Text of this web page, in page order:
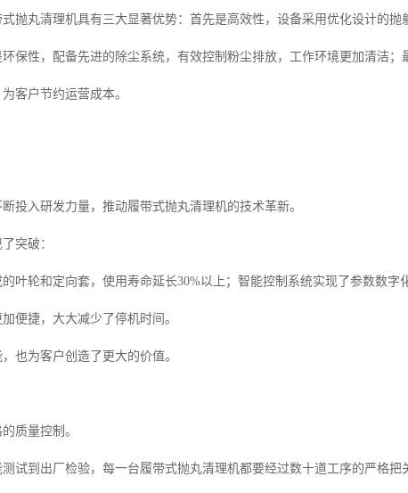
抛丸清理机具有三大显著优势：首先是高效性，设备采用优化设计的抛
保性，配备先进的除尘系统，有效控制粉尘排放，工作环境更加清洁
客户节约运营成本。
投入研发力量，推动履带式抛丸清理机的技术革新。
突破：
叶轮和定向套，使用寿命延长30%以上；智能控制系统实现了参数数字
便捷，大大减少了停机时间。
也为客户创造了更大的价值。
质量控制。
试到出厂检验，每一台履带式抛丸清理机都要经过数十道工序的严格